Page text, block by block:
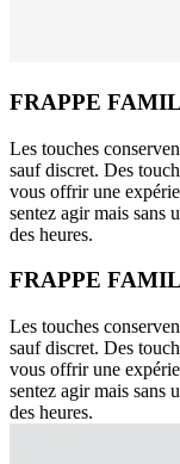
FRAPPE
Les touches
sauf discret. Des
vous offrir une
sentez agir mais sans
des heures.
FRAPPE
Les touches
sauf discret. Des
vous offrir une
sentez agir mais sans
des heures.